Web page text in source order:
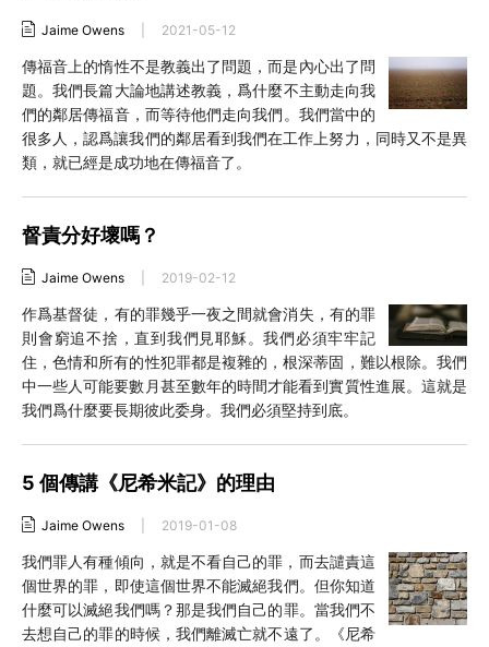
Jaime Owens 2021-05-12
傳福音上的惰性不是教義出了問題，而是內心出了問
題。我們長篇大論地講述教義，爲什麼不主動走向我
們的鄰居傳福音，而等待他們走向我們。我們當中的
很多人，認爲讓我們的鄰居看到我們在工作上努力，同時又不是異
類，就已經是成功地在傳福音了。
督責分好壞嗎？
Jaime Owens 2019-02-12
作爲基督徒，有的罪幾乎一夜之間就會消失，有的罪
則會窮追不捨，直到我們見耶穌。我們必須牢牢記
住，色情和所有的性犯罪都是複雜的，根深蒂固，難以根除。我們
中一些人可能要數月甚至數年的時間才能看到實質性進展。這就是
我們爲什麼要長期彼此委身。我們必須堅持到底。
5 個傳講《尼希米記》的理由
Jaime Owens 2019-01-08
我們罪人有種傾向，就是不看自己的罪，而去譴責這
個世界的罪，即使這個世界不能滅絕我們。但你知道
什麼可以滅絕我們嗎？那是我們自己的罪。當我們不
去想自己的罪的時候，我們離滅亡就不遠了。《尼希